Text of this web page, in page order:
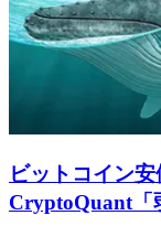
ビットコイン
CryptoQuant「